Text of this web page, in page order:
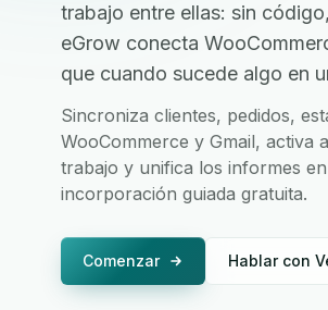
trabajo entre ellas: sin
eGrow conecta
que cuando sucede algo en
Sincroniza clientes, pedidos,
WooCommerce y Gmail, activa
trabajo y unifica los informes
incorporación guiada gratuita.
Comenzar Hablar con